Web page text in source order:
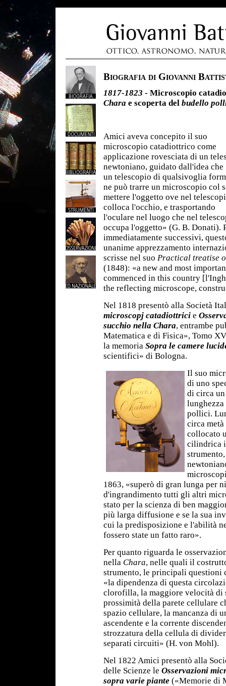
Biografia di Giovanni
1817-1823 - Microscopio
Chara e scoperta del budello
Amici aveva concepito il suo
microscopio catadiottrico come
applicazione rovesciata di un
newtoniano, guidato dall'idea che
un telescopio di qualsivoglia
ne può trarre un microscopio col
mettere l'oggetto ove nel
colloca l'occhio, e trasportando
l'oculare nel luogo che nel
occupa l'oggetto» (G. B. Donati).
immediatamente successivi,
unanime apprezzamento
scrisse nel suo Practical treatise
(1848): «a new and most
commenced in this country
the reflecting microscope,
Nel 1818 presentò alla Società
microscopj catadiottrici e
succhio nella Chara, entrambe
Matematica e di Fisica», Tomo
la memoria Sopra le camere
scientifici» di Bologna.
Il suo
di uno
di circa
pollici.
circa
collocato
cilindrica
1863, «superò di gran lunga per
d'ingrandimento tutti gli altri
stato per la scienza di ben
più larga diffusione e se la sua
cui la predisposizione e l'abilità
fossero state un fatto raro».
Per quanto riguarda le
nella Chara, nelle quali il
strumento, le principali questioni
«la dipendenza di questa
clorofilla, la maggiore velocità di
prossimità della parete cellulare
spazio cellulare, la mancanza di
ascendente e la corrente
strozzatura della cellula di
separati circuiti» (H. von Mohl).
Nel 1822 Amici presentò alla
delle Scienze le Osservazioni
sopra varie piante («Memorie di